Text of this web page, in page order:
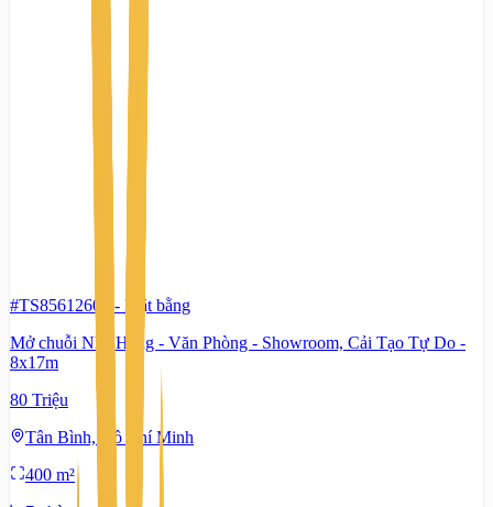
#TS85612609 - Mặt bằng
Mở chuỗi Nhà Hàng - Văn Phòng - Showroom, Cải Tạo Tự Do -
8x17m
80 Triệu
Tân Bình, Hồ Chí Minh
400 m²